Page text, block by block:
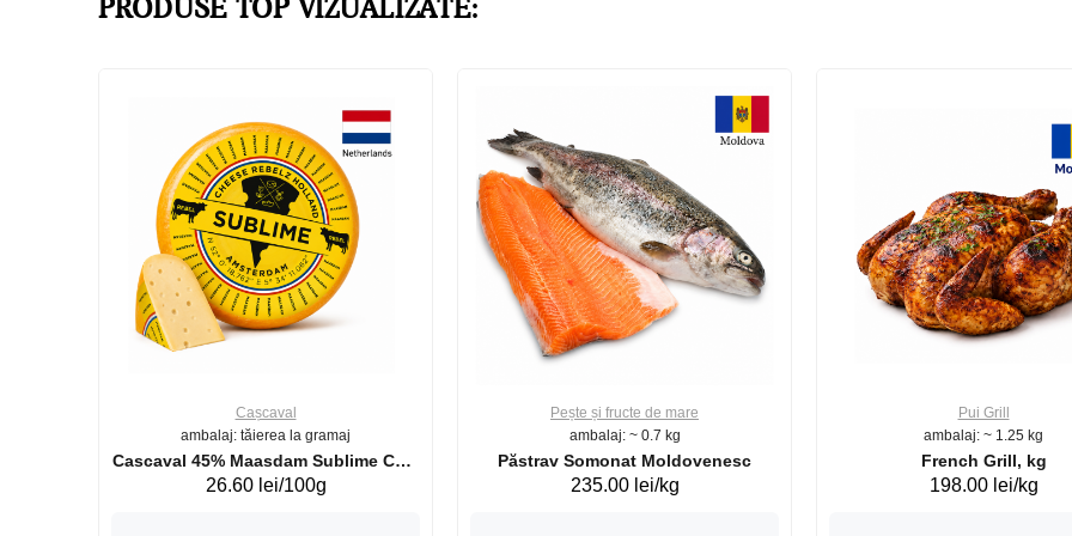
PRODUSE TOP VIZUALIZATE:
Cașcaval
ambalaj: tăierea la gramaj
Cascaval 45% Maasdam Sublime Cow
(075002)
26.60 lei/100g
Pește și fructe de mare
ambalaj: ~ 0.7 kg
Păstrav Somonat Moldovenesc
235.00 lei/kg
Pui Grill
ambalaj: ~ 1.25 kg
French Grill, kg
198.00 lei/kg